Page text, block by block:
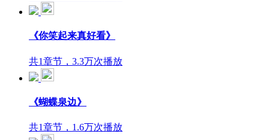
《你笑起来真好看》
共1章节，3.3万次播放
《蝴蝶泉边》
共1章节，1.6万次播放